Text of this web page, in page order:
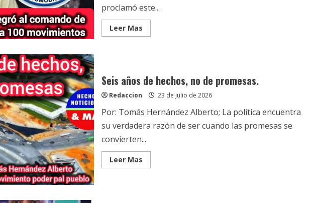
proclamó este...
Leer MasRead
more
comando
de
apoyo
Collado
100
de
coalición
de
movimientos
Seis años de hechos, no de promesas.
Redaccion 23 de julio de 2026
Por: Tomás Hernández Alberto; La política encuentra
su verdadera razón de ser cuando las promesas se
convierten...
Leer MasRead
more